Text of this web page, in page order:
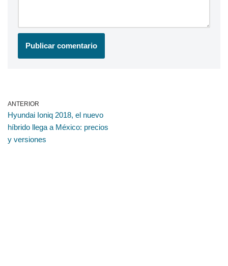
ANTERIOR
Hyundai Ioniq 2018, el nuevo
híbrido llega a México: precios
y versiones